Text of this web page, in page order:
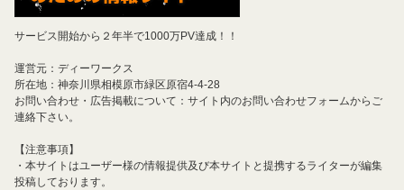
サービス開始から２年半で1000万PV達成！！
運営元：ディーワークス
所在地：神奈川県相模原市緑区原宿4-4-28
お問い合わせ・広告掲載について：サイト内のお問い合わせフォームからご
連絡下さい。
【注意事項】
・本サイトはユーザー様の情報提供及び本サイトと提携するライターが編集
投稿しております。